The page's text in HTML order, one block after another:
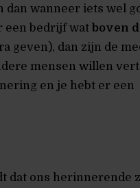
dan wanneer iets wel
een bedrijf wat boven
geven), dan zijn de
mensen willen
en je hebt er een
dat ons herinnerende